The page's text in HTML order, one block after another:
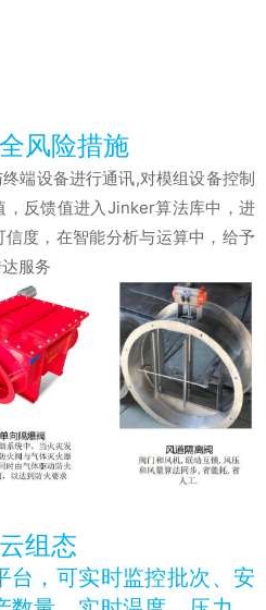
风险措施
端设备进行通讯,对模组设备控制
，反馈值进入Jinker算法库中，进
度，在智能分析与运算中，给予
服务
组态
台，可实时监控批次、安